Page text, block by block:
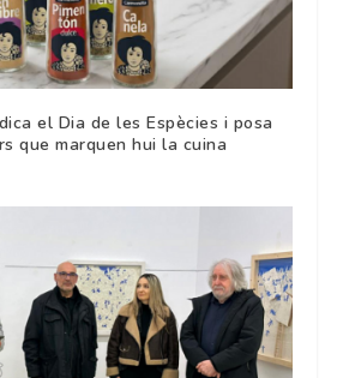
el Dia de les Espècies i posa
que marquen hui la cuina